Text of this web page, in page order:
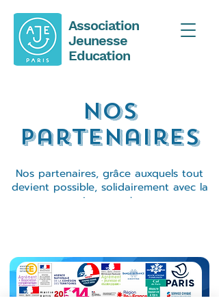
Association
Jeunesse
Education
Nos
Partenaires
Nos partenaires, grâce auxquels tout
devient possible, solidairement avec la
jeunesse !